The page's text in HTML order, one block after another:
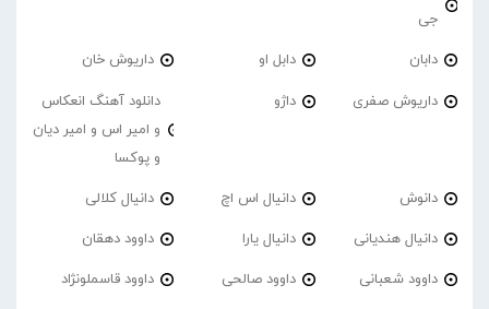
جی
دابان دابل او داریوش خان
داریوش صفری داژو
دانلود آهنگ انعکاس
و امیر اس و امیر دیان
و پوکسا
دانوش دانیال اس اچ دانیال کلالی
دانیال هندیانی دانیال یارا داوود دهقان
داوود شعبانی داوود صالحی داوود قاسملونژاد